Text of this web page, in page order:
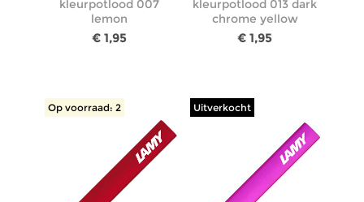
kleurpotlood 007
lemon
€ 1,95
kleurpotlood 013 dark
chrome yellow
€ 1,95
Op voorraad: 2 Uitverkocht